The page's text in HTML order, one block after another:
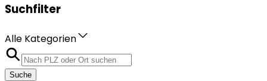
Suchfilter
Alle Kategorien
Suche